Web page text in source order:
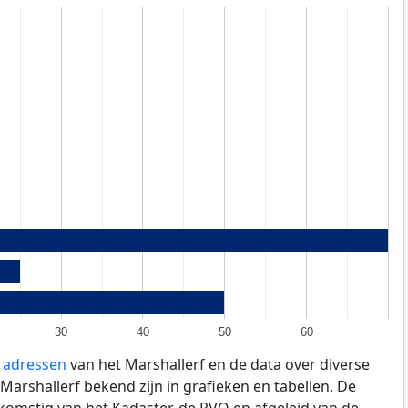
30 40 50 60
van het Marshallerf en de data over diverse
bekend zijn in grafieken en tabellen. De